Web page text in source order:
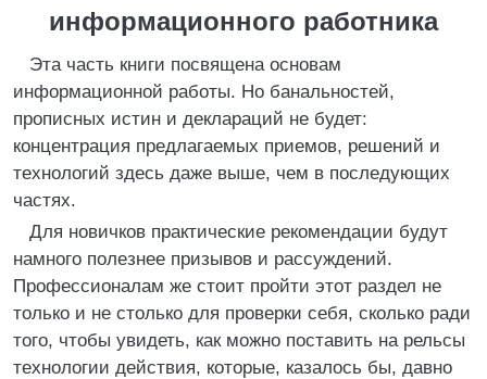
информационного работника
Эта часть книги посвящена основам
информационной работы. Но банальностей,
прописных истин и деклараций не будет:
концентрация предлагаемых приемов, решений и
технологий здесь даже выше, чем в последующих
частях.
Для новичков практические рекомендации будут
намного полезнее призывов и рассуждений.
Профессионалам же стоит пройти этот раздел не
только и не столько для проверки себя, сколько ради
того, чтобы увидеть, как можно поставить на рельсы
технологии действия, которые, казалось бы, давно